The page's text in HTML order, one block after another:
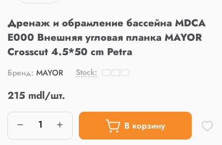
Дренаж и обрамление бассейна MDCA
E000 Внешняя угловая планка MAYOR
Crosscut 4.5*50 cm Petra
Бренд: MAYOR Stock:
215 mdl/шт.
В корзину